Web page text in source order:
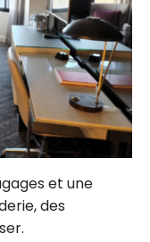
et une
des